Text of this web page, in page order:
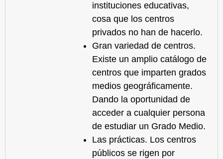
instituciones educativas,
cosa que los centros
privados no han de hacerlo.
Gran variedad de centros.
Existe un amplio catálogo de
centros que imparten grados
medios geográficamente.
Dando la oportunidad de
acceder a cualquier persona
de estudiar un Grado Medio.
Las prácticas. Los centros
públicos se rigen por